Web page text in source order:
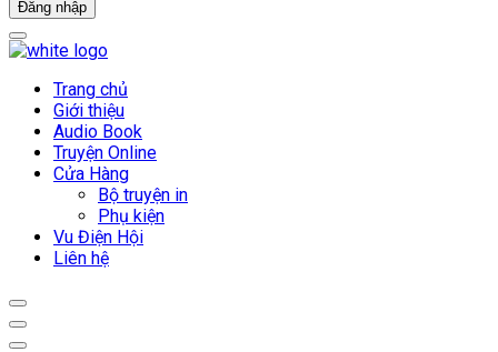
Đăng nhập
Trang chủ
Giới thiệu
Audio Book
Truyện Online
Cửa Hàng
Bộ truyện in
Phụ kiện
Vu Điện Hội
Liên hệ